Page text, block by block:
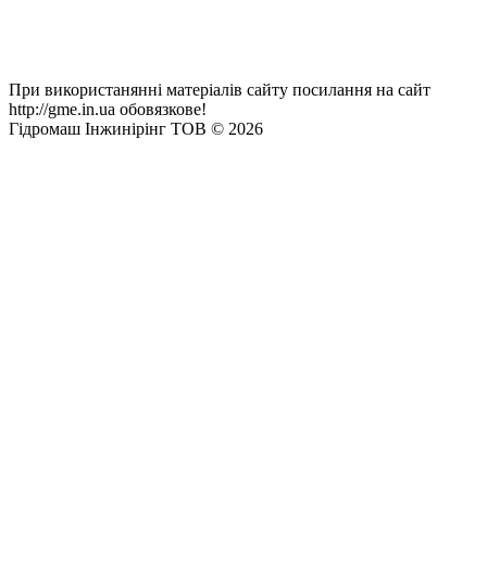
При використанянні матеріалів сайту посилання на сайт
http://gme.in.ua обовязкове!
Гідромаш Інжинірінг ТОВ © 2026